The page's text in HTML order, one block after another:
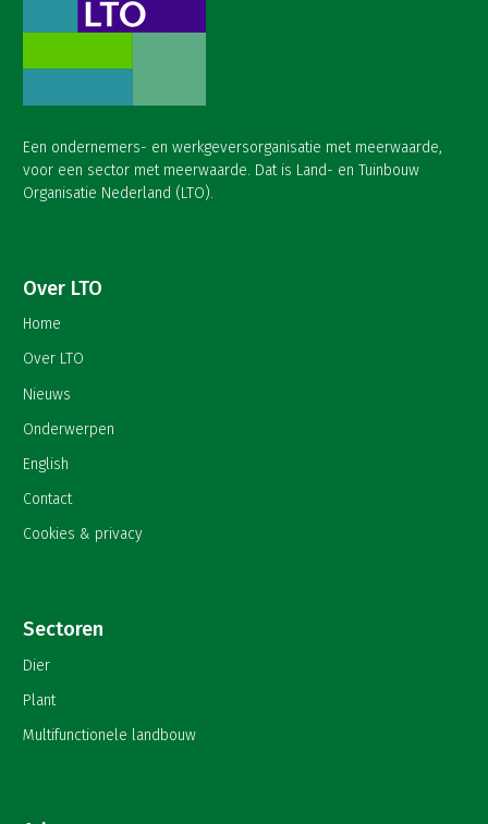
Een ondernemers- en werkgeversorganisatie met meerwaarde,
voor een sector met meerwaarde. Dat is Land- en Tuinbouw
Organisatie Nederland (LTO).
Over LTO
Home
Over LTO
Nieuws
Onderwerpen
English
Contact
Cookies & privacy
Sectoren
Dier
Plant
Multifunctionele landbouw